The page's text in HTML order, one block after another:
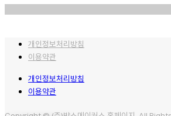
개인정보처리방침
이용약관
개인정보처리방침
이용약관